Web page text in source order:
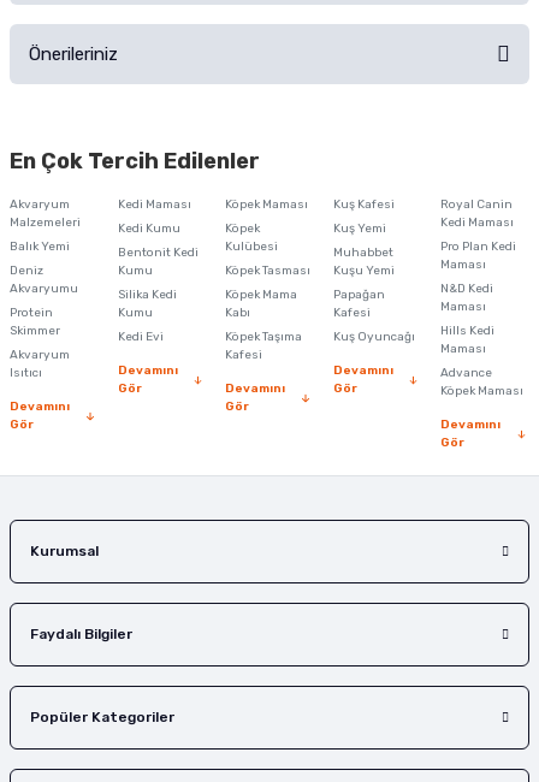
Ürünü Satın Al ve Yorumla
Önerileriniz
iletebilirsiniz.
Ürün resmi kalitesiz, bozuk veya görüntülenemiyor.
Ürün açıklamasında eksik bilgiler bulunuyor.
Ürün bilgilerinde hatalar bulunuyor.
Ürün fiyatı diğer sitelerden daha pahalı.
Bu ürüne benzer farklı alternatifler olmalı.
En Çok Tercih Edilenler
Akvaryum
Malzemeleri
Balık Yemi
Deniz
Akvaryumu
Protein
Skimmer
Akvaryum
Isıtıcı
Devamını
Gör
Kedi Maması
Kedi Kumu
Bentonit Kedi
Kumu
Silika Kedi
Kumu
Kedi Evi
Devamını
Gör
Köpek Maması
Köpek
Kulübesi
Köpek Tasması
Köpek Mama
Kabı
Köpek Taşıma
Kafesi
Devamını
Gör
Kuş Kafesi
Kuş Yemi
Muhabbet
Kuşu Yemi
Papağan
Kafesi
Kuş Oyuncağı
Devamını
Gör
Royal Canin
Kedi Maması
Pro Plan Kedi
Maması
N&D Kedi
Maması
Hills Kedi
Maması
Advance
Köpek Maması
Devamını
Gör
Kurumsal
Faydalı Bilgiler
Popüler Kategoriler